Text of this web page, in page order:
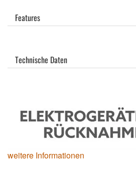
Features
Technische Daten
weitere Informationen